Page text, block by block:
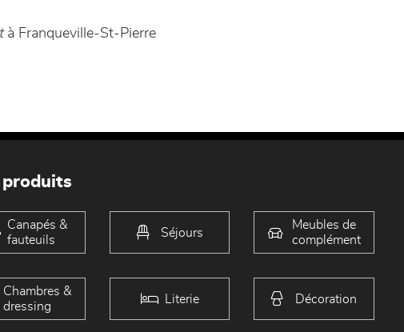
à Franqueville-St-Pierre
produits
Canapés &
fauteuils
Séjours
Meubles de
complément
Chambres &
dressing
Literie Décoration